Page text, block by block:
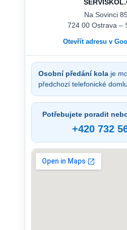
Na Sovinci
724 00 Ostrava –
Otevřít adresu v
Osobní předání kola je
předchozí telefonické
Potřebujete poradit
+420 732